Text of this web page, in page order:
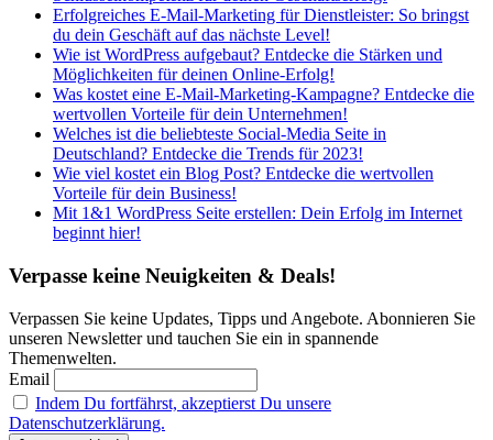
Erfolgreiches E-Mail-Marketing für Dienstleister: So bringst
du dein Geschäft auf das nächste Level!
Wie ist WordPress aufgebaut? Entdecke die Stärken und
Möglichkeiten für deinen Online-Erfolg!
Was kostet eine E-Mail-Marketing-Kampagne? Entdecke die
wertvollen Vorteile für dein Unternehmen!
Welches ist die beliebteste Social-Media Seite in
Deutschland? Entdecke die Trends für 2023!
Wie viel kostet ein Blog Post? Entdecke die wertvollen
Vorteile für dein Business!
Mit 1&1 WordPress Seite erstellen: Dein Erfolg im Internet
beginnt hier!
Verpasse keine Neuigkeiten & Deals!
Verpassen Sie keine Updates, Tipps und Angebote. Abonnieren Sie
unseren Newsletter und tauchen Sie ein in spannende
Themenwelten.
Email
Indem Du fortfährst, akzeptierst Du unsere
Datenschutzerklärung.